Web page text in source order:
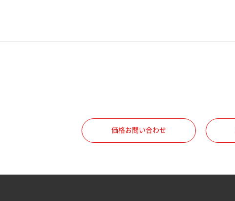
所属部署
価格お問い合わせ